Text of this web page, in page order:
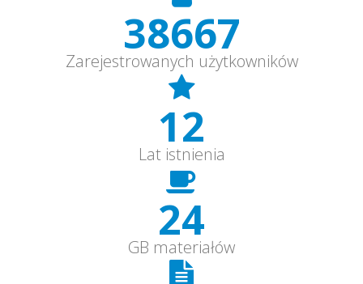
40000+
Zarejestrowanych użytkowników
12
Lat istnienia
25+
GB materiałów